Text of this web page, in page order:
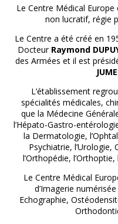
Le Centre Médical
non lucratif, régie
Le Centre a été créé en
Docteur Raymond
des Armées et il est
L’établissement
spécialités médicales,
que la Médecine
l’Hépato-Gastro-
la Dermatologie,
Psychiatrie, l’Urologie,
l’Orthopédie,
Le Centre Médical
d’Imagerie
Echographie,